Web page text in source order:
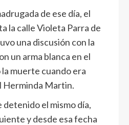
de ese día, el
la calle Violeta Parra de
una discusión con la
un arma blanca en el
muerte cuando era
Herminda Martin.
el mismo día,
y desde esa fecha